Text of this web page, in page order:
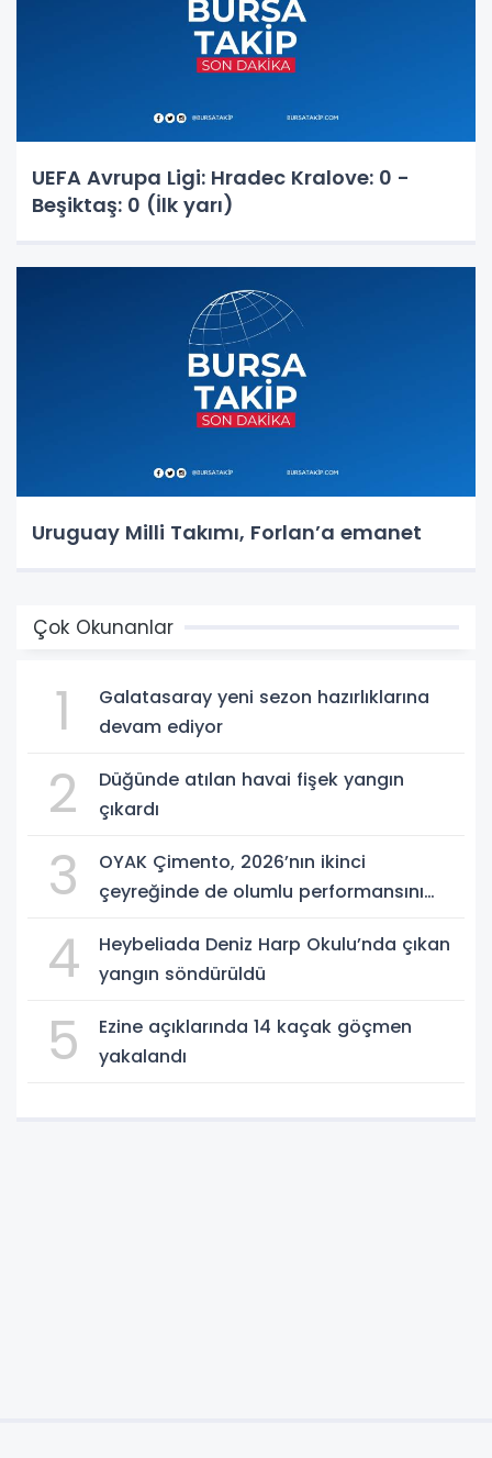
UEFA Avrupa Ligi: Hradec Kralove: 0 -
Beşiktaş: 0 (İlk yarı)
Uruguay Milli Takımı, Forlan’a emanet
Çok Okunanlar
1
Galatasaray yeni sezon hazırlıklarına
devam ediyor
2
Düğünde atılan havai fişek yangın
çıkardı
3
OYAK Çimento, 2026’nın ikinci
çeyreğinde de olumlu performansını
4
Heybeliada Deniz Harp Okulu’nda çıkan
yangın söndürüldü
5
Ezine açıklarında 14 kaçak göçmen
yakalandı